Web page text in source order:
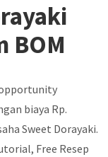
BOM
biaya Rp.
Sweet Dorayaki.
Free Resep